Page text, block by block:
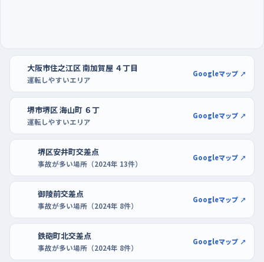
クが苦手なうちは、プラットプラットのような商業施設で、端のほ
うの空いた列を使って前向き駐車から始め、切り返しの回数を気
にせずゆっくり繰り返すのがおすすめです。
大阪市住之江区 南加賀屋 ４丁目
運転しやすいエリア
Googleマップ ↗
堺市堺区 海山町 ６丁
運転しやすいエリア
Googleマップ ↗
堺区安井町交差点
事故が多い場所（2024年 13件）
Googleマップ ↗
御陵前交差点
事故が多い場所（2024年 8件）
Googleマップ ↗
鉄砲町北交差点
事故が多い場所（2024年 8件）
Googleマップ ↗